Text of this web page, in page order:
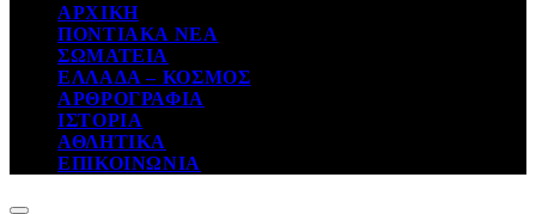
ΑΡΧΙΚΗ
ΠΟΝΤΙΑΚΑ ΝΕΑ
ΣΩΜΑΤΕΙΑ
ΕΛΛΑΔΑ – ΚΟΣΜΟΣ
ΑΡΘΡΟΓΡΑΦΙΑ
ΙΣΤΟΡΙΑ
ΑΘΛΗΤΙΚΑ
ΕΠΙΚΟΙΝΩΝΙΑ